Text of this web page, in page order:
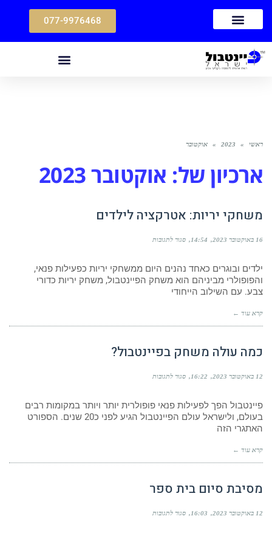
077-9976468
ראשי »
2023
» אוקטובר
ארכיון של: אוקטובר 2023
משחקי יריות: אטרקציה לילדים
16 באוקטובר 2023 14:54 סגור לתגובות
ילדים ובוגרים כאחד נהנים היום ממשחקי יריות כפעילות פנאי,
והפופולרי מביניהם הוא משחק הפיינטבול, משחק יריות כדורי
צבע. עם השילוב הייחודי
קרא עוד ←
כמה עולה משחק בפיינטבול?
12 באוקטובר 2023 16:22 סגור לתגובות
פיינטבול הפך לפעילות פנאי פופולרית יותר ויותר במקומות רבים
בעולם, ולישראל עולם הפיינטבול הגיע לפני כ20 שנים. הספורט
האתגרי הזה
קרא עוד ←
מסיבת סיום בית ספר
12 באוקטובר 2023 16:03 סגור לתגובות